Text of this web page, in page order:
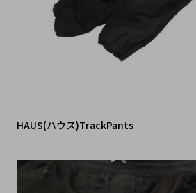
HAUS(ハウス)TrackPants